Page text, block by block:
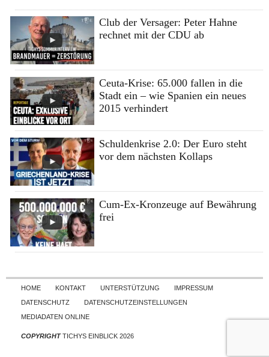
Club der Versager: Peter Hahne
rechnet mit der CDU ab
Ceuta-Krise: 65.000 fallen in die
Stadt ein – wie Spanien ein neues
2015 verhindert
Schuldenkrise 2.0: Der Euro steht
vor dem nächsten Kollaps
Cum-Ex-Kronzeuge auf Bewährung
frei
Skip to content
HOME KONTAKT UNTERSTÜTZUNG
IMPRESSUM
DATENSCHUTZ
DATENSCHUTZEINSTELLUNGEN
MEDIADATEN ONLINE
COPYRIGHTTICHYS EINBLICK 2026